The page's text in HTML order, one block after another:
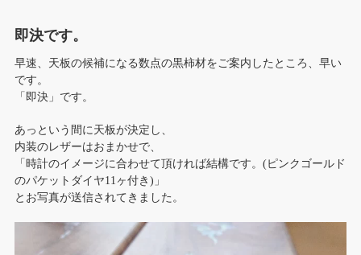
即決です。
早速、天板の候補になる数点の黒柿材をご案内したところ、早い
です。
「即決」です。
あっという間に天板が決定し、
内装のレザーはおまかせで、
「時計のイメージに合わせて頂ければ結構です。(ピンクゴールド
のパケットダイヤ11ヶ付き)」
とお写真が送信されてきました。